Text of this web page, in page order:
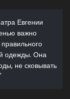
Евгении
важно
одежды. Она
не сковывать